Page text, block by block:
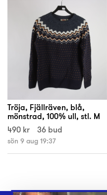
Tröja, Fjällräven, blå,
mönstrad, 100% ull, stl. M
490 kr
36 bud
sön 9 aug 19:37